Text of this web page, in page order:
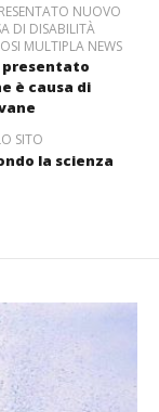
NUOVO
DI DISABILITÀ
MULTIPLA NEWS
presentato
è causa di
SITO
la scienza